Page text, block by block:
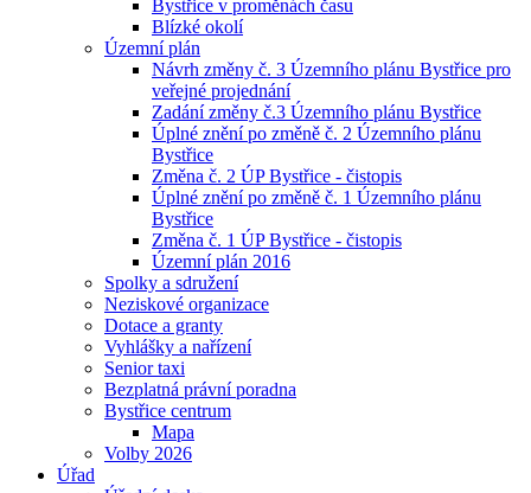
Bystřice v proměnách času
Blízké okolí
Územní plán
Návrh změny č. 3 Územního plánu Bystřice pro
veřejné projednání
Zadání změny č.3 Územního plánu Bystřice
Úplné znění po změně č. 2 Územního plánu
Bystřice
Změna č. 2 ÚP Bystřice - čistopis
Úplné znění po změně č. 1 Územního plánu
Bystřice
Změna č. 1 ÚP Bystřice - čistopis
Územní plán 2016
Spolky a sdružení
Neziskové organizace
Dotace a granty
Vyhlášky a nařízení
Senior taxi
Bezplatná právní poradna
Bystřice centrum
Mapa
Volby 2026
Úřad